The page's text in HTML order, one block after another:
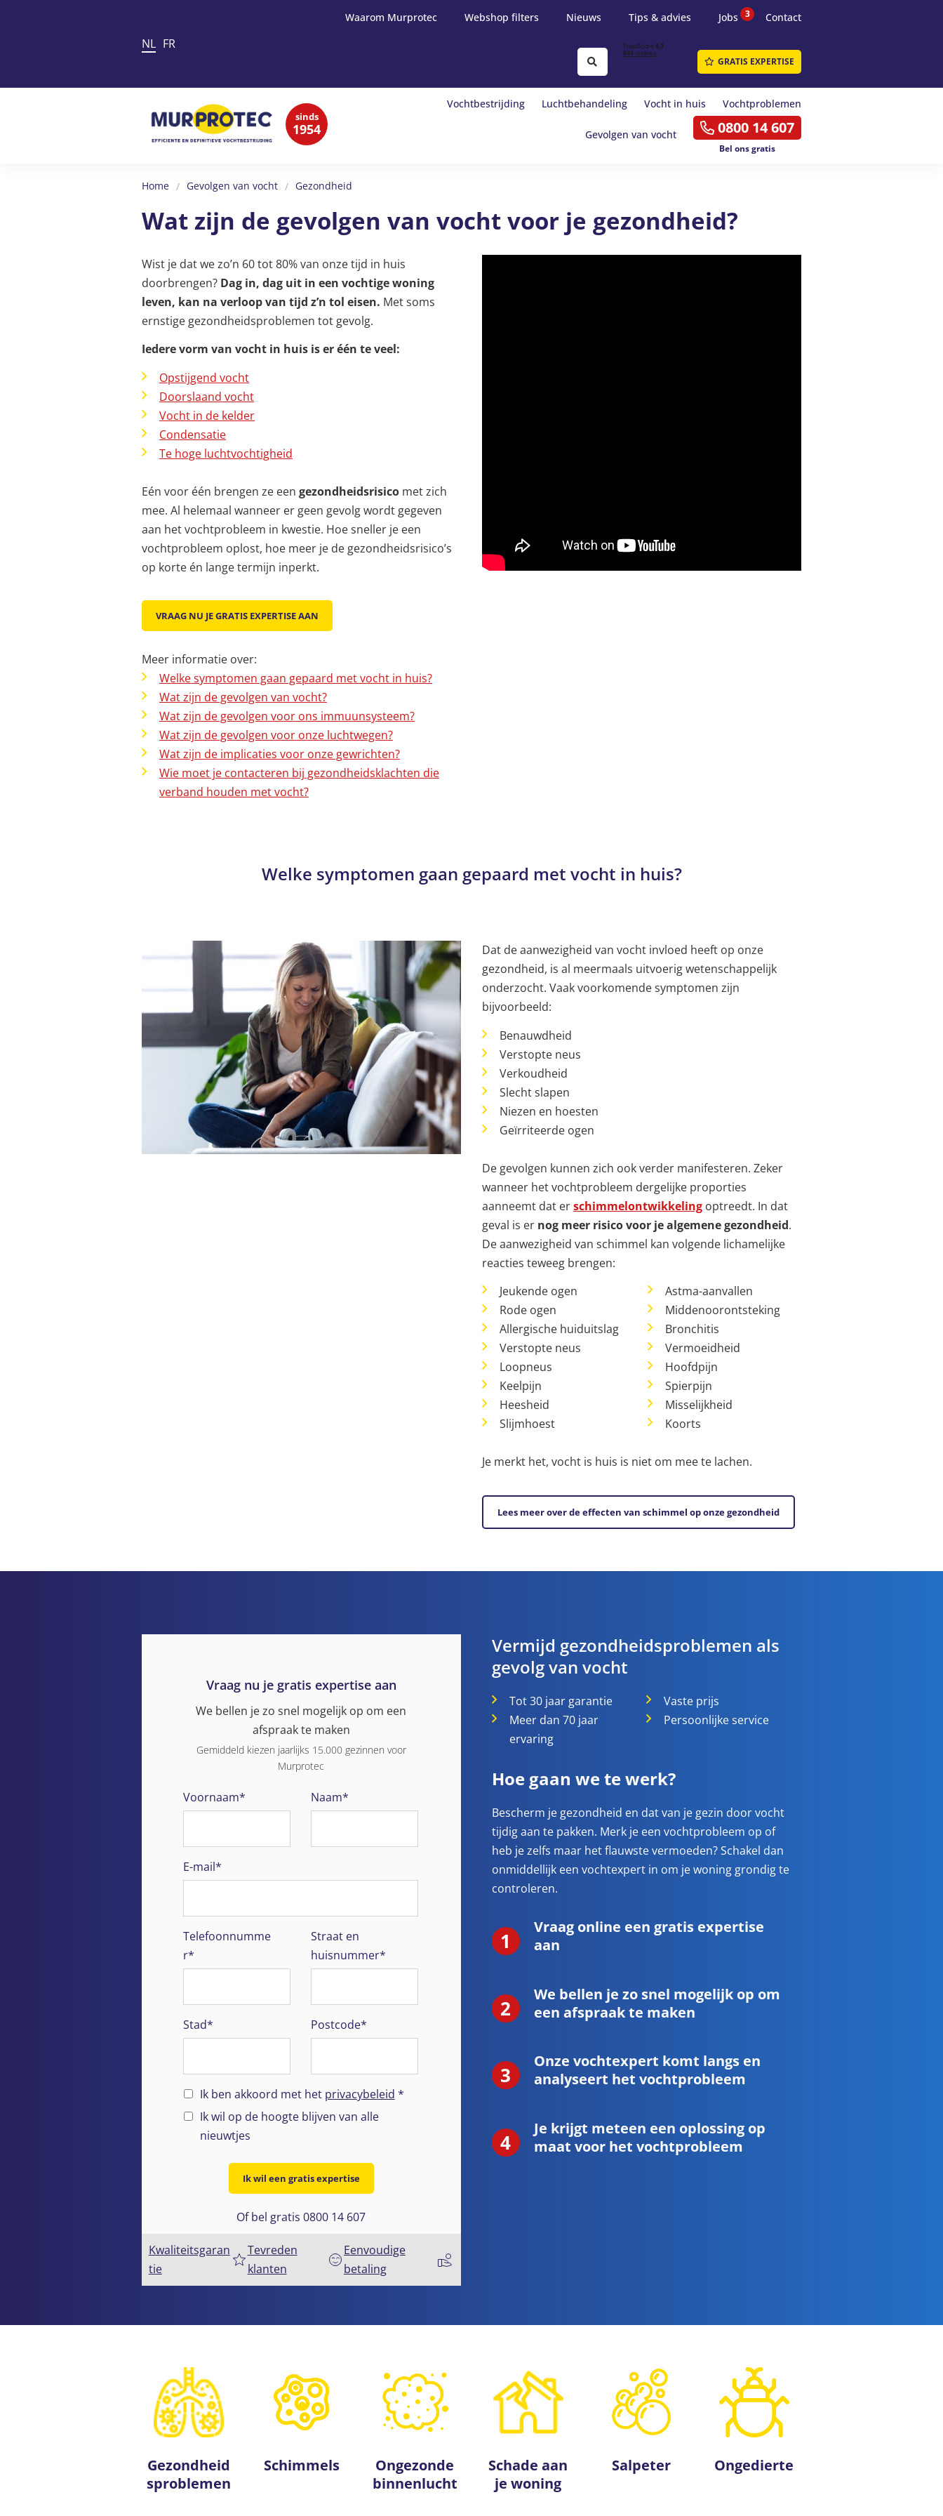
NL FR
Waarom Murprotec Webshop filters Nieuws Tips & advies Jobs 3 Contact
GRATIS EXPERTISE
sinds
1954
Vochtbestrijding Luchtbehandeling Vocht in huis Vochtproblemen
Gevolgen van vocht 0800 14 607
Bel ons gratis
Home Gevolgen van vocht Gezondheid
Wat zijn de gevolgen van vocht voor je gezondheid?
Wist je dat we zo’n 60 tot 80% van onze tijd in huis
doorbrengen? Dag in, dag uit in een vochtige woning
leven, kan na verloop van tijd z’n tol eisen. Met soms
ernstige gezondheidsproblemen tot gevolg.
Iedere vorm van vocht in huis is er één te veel:
Opstijgend vocht
Doorslaand vocht
Vocht in de kelder
Condensatie
Te hoge luchtvochtigheid
Eén voor één brengen ze een gezondheidsrisico met zich
mee. Al helemaal wanneer er geen gevolg wordt gegeven
aan het vochtprobleem in kwestie. Hoe sneller je een
vochtprobleem oplost, hoe meer je de gezondheidsrisico’s
op korte én lange termijn inperkt.
VRAAG NU JE GRATIS EXPERTISE AAN
Meer informatie over:
Welke symptomen gaan gepaard met vocht in huis?
Wat zijn de gevolgen van vocht?
Wat zijn de gevolgen voor ons immuunsysteem?
Wat zijn de gevolgen voor onze luchtwegen?
Wat zijn de implicaties voor onze gewrichten?
Wie moet je contacteren bij gezondheidsklachten die
verband houden met vocht?
Welke symptomen gaan gepaard met vocht in huis?
Dat de aanwezigheid van vocht invloed heeft op onze
gezondheid, is al meermaals uitvoerig wetenschappelijk
onderzocht. Vaak voorkomende symptomen zijn
bijvoorbeeld:
Benauwdheid
Verstopte neus
Verkoudheid
Slecht slapen
Niezen en hoesten
Geïrriteerde ogen
De gevolgen kunnen zich ook verder manifesteren. Zeker
wanneer het vochtprobleem dergelijke proporties
aanneemt dat erschimmelontwikkeling optreedt. In dat
geval is er nog meer risico voor je algemene gezondheid.
De aanwezigheid van schimmel kan volgende lichamelijke
reacties teweeg brengen:
Jeukende ogen
Rode ogen
Allergische huiduitslag
Verstopte neus
Loopneus
Keelpijn
Heesheid
Slijmhoest
Astma-aanvallen
Middenoorontsteking
Bronchitis
Vermoeidheid
Hoofdpijn
Spierpijn
Misselijkheid
Koorts
Je merkt het, vocht is huis is niet om mee te lachen.
Lees meer over de effecten van schimmel op onze gezondheid
Vraag nu je gratis expertise aan
We bellen je zo snel mogelijk op om een
afspraak te maken
Gemiddeld kiezen jaarlijks 15.000 gezinnen voor
Murprotec
Voornaam* Naam*
E-mail*
Telefoonnumme
r*
Straat en
huisnummer*
Stad* Postcode*
Ik ben akkoord met het privacybeleid *
Ik wil op de hoogte blijven van alle
nieuwtjes
Ik wil een gratis expertise
Of bel gratis 0800 14 607
Kwaliteitsgaran
tie
Tevreden
klanten
Eenvoudige
betaling
Vermijd gezondheidsproblemen als
gevolg van vocht
Tot 30 jaar garantie
Meer dan 70 jaar
ervaring
Vaste prijs
Persoonlijke service
Hoe gaan we te werk?
Bescherm je gezondheid en dat van je gezin door vocht
tijdig aan te pakken. Merk je een vochtprobleem op of
heb je zelfs maar het flauwste vermoeden? Schakel dan
onmiddellijk een vochtexpert in om je woning grondig te
controleren.
Vraag online een gratis expertise
aan
We bellen je zo snel mogelijk op om
een afspraak te maken
Onze vochtexpert komt langs en
analyseert het vochtprobleem
Je krijgt meteen een oplossing op
maat voor het vochtprobleem
Gezondheid
s­problemen
Schimmels
Ongezonde
binnenlucht
Schade aan
je woning
Salpeter Ongedierte